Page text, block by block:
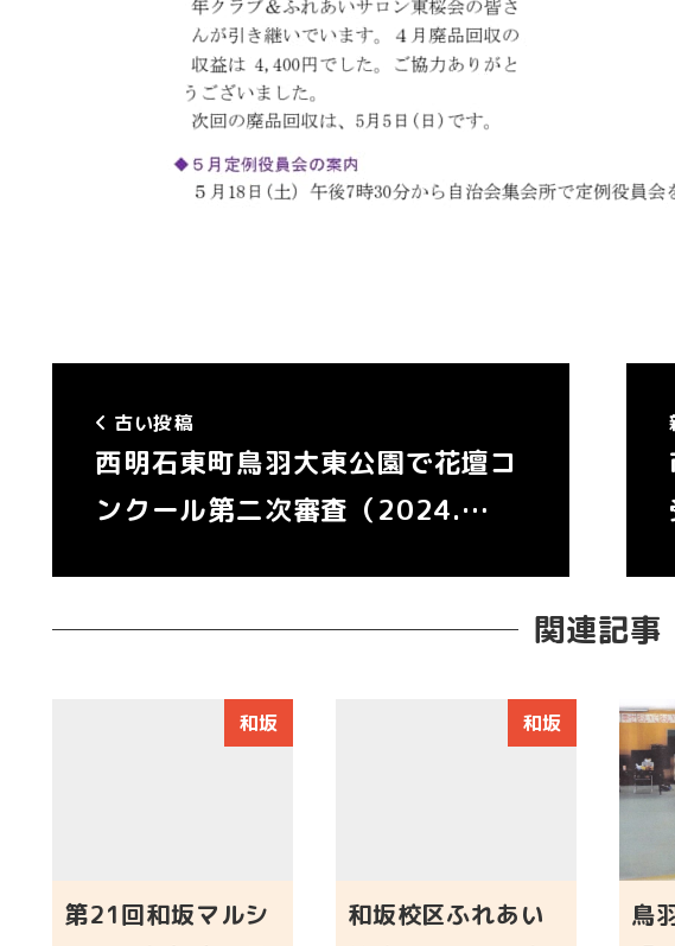
古い投稿
西明石東町鳥羽大東公園で花壇コ
ンクール第二次審査（2024.…
関連記事
和坂
第21回和坂マルシ
和坂
和坂校区ふれあい
鳥